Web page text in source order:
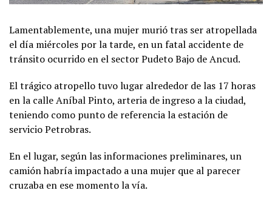
Lamentablemente, una mujer murió tras ser atropellada
el día miércoles por la tarde, en un fatal accidente de
tránsito ocurrido en el sector Pudeto Bajo de Ancud.
El trágico atropello tuvo lugar alrededor de las 17 horas
en la calle Aníbal Pinto, arteria de ingreso a la ciudad,
teniendo como punto de referencia la estación de
servicio Petrobras.
En el lugar, según las informaciones preliminares, un
camión habría impactado a una mujer que al parecer
cruzaba en ese momento la vía.